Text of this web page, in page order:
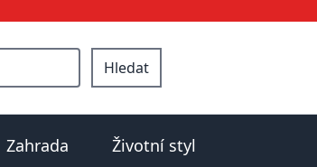
Hledat
Zahrada Životní styl